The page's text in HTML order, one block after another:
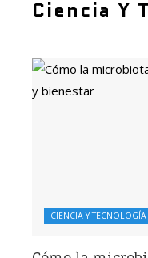
Ciencia Y
CIENCIA Y TECNOLOGÍA